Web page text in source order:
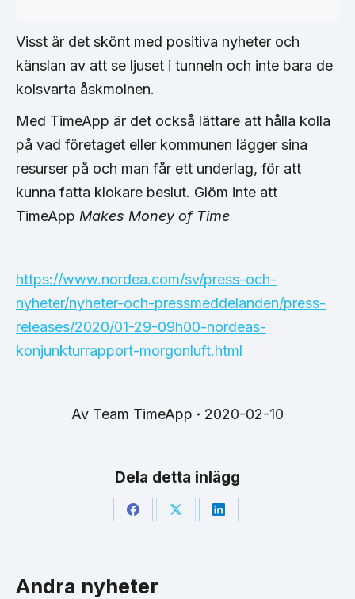
Visst är det skönt med positiva nyheter och
känslan av att se ljuset i tunneln och inte bara de
kolsvarta åskmolnen.
Med TimeApp är det också lättare att hålla kolla
på vad företaget eller kommunen lägger sina
resurser på och man får ett underlag, för att
kunna fatta klokare beslut. Glöm inte att
TimeApp Makes Money of Time
https://www.nordea.com/sv/press-och-
nyheter/nyheter-och-pressmeddelanden/press-
releases/2020/01-29-09h00-nordeas-
konjunkturrapport-morgonluft.html
Av Team TimeApp 2020-02-10
Dela detta inlägg
Share Share Share
Andra nyheter